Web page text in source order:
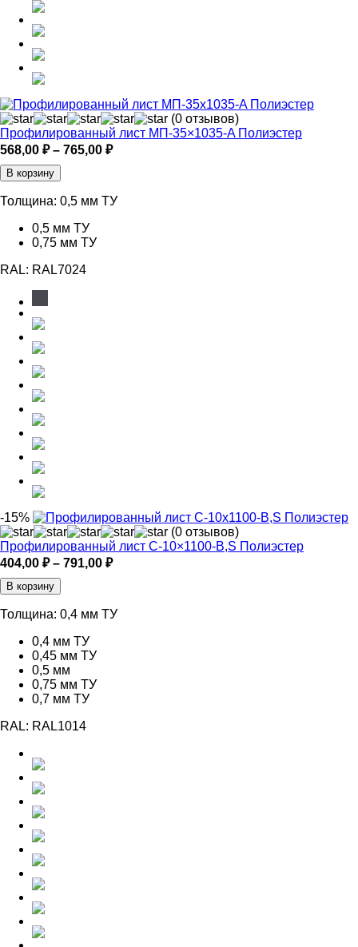
(0 отзывов)
Профилированный лист МП-35×1035-A Полиэстер
568,00 ₽ – 765,00 ₽Диапазон
–
765,00 ₽
В корзину
Толщина: 0,5 мм ТУ
0,5 мм ТУ
0,75 мм ТУ
RAL: RAL7024
-15%
(0 отзывов)
Профилированный лист С-10×1100-B,S Полиэстер
404,00 ₽ – 791,00 ₽Диапазон
–
791,00 ₽
В корзину
Толщина: 0,4 мм ТУ
0,4 мм ТУ
0,45 мм ТУ
0,5 мм
0,75 мм ТУ
0,7 мм ТУ
RAL: RAL1014